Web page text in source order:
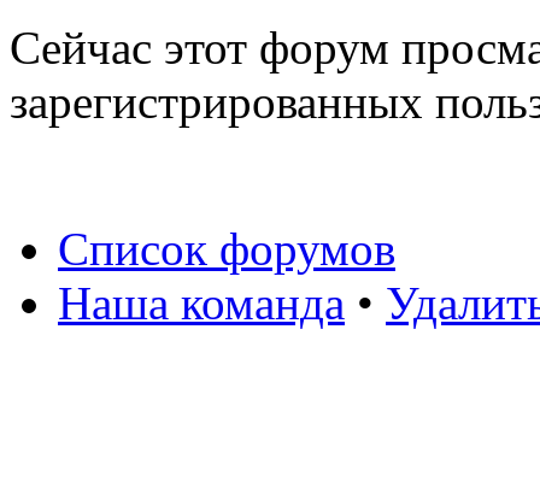
Сейчас этот форум
зарегистрированных
Список форумов
Наша команда •